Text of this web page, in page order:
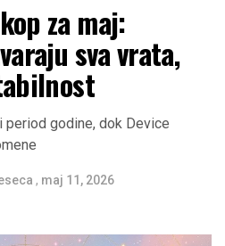
za maj:
sva vrata,
period godine, dok Device
, maj 11, 2026